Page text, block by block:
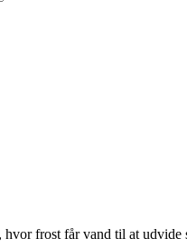
frost får vand til at udvide